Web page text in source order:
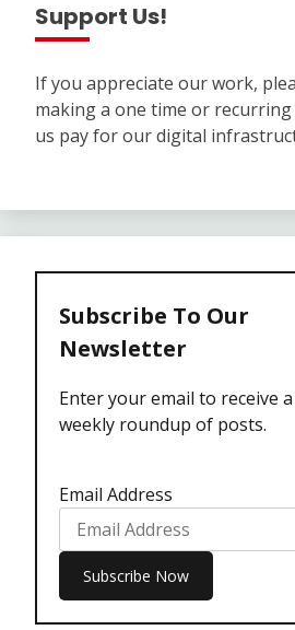
Support Us!
If you appreciate our work,
making a one time or
us pay for our digital
Subscribe To Our
Newsletter
Enter your email to receive a
weekly roundup of posts.
Email Address